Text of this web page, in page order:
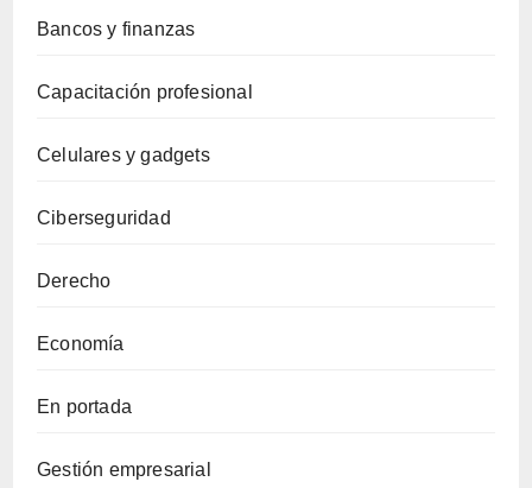
Bancos y finanzas
Capacitación profesional
Celulares y gadgets
Ciberseguridad
Derecho
Economía
En portada
Gestión empresarial